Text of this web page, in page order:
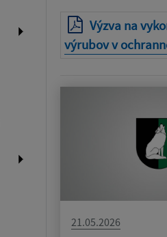
Výzva na
výrubov v
21.05.2026